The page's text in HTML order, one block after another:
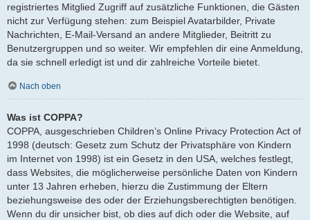
registriertes Mitglied Zugriff auf zusätzliche Funktionen, die Gästen
nicht zur Verfügung stehen: zum Beispiel Avatarbilder, Private
Nachrichten, E-Mail-Versand an andere Mitglieder, Beitritt zu
Benutzergruppen und so weiter. Wir empfehlen dir eine Anmeldung,
da sie schnell erledigt ist und dir zahlreiche Vorteile bietet.
Nach oben
Was ist COPPA?
COPPA, ausgeschrieben Children’s Online Privacy Protection Act of
1998 (deutsch: Gesetz zum Schutz der Privatsphäre von Kindern
im Internet von 1998) ist ein Gesetz in den USA, welches festlegt,
dass Websites, die möglicherweise persönliche Daten von Kindern
unter 13 Jahren erheben, hierzu die Zustimmung der Eltern
beziehungsweise des oder der Erziehungsberechtigten benötigen.
Wenn du dir unsicher bist, ob dies auf dich oder die Website, auf